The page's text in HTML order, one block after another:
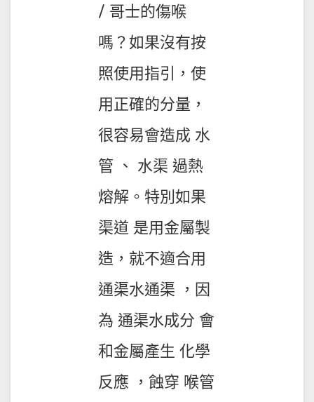
/ 哥士的傷喉
嗎？如果沒有按
照使用指引，使
用正確的分量，
很容易會造成 水
管 、 水渠 過熱
熔解。特別如果
渠道 是用金屬製
造，就不適合用
通渠水通渠 ，因
為 通渠水成分 會
和金屬產生 化學
反應 ，蝕穿 喉管